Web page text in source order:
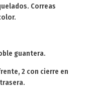
Correas
guantera.
2 con cierre en